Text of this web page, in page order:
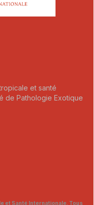
et santé
de Pathologie Exotique
et Santé Internationale. Tous